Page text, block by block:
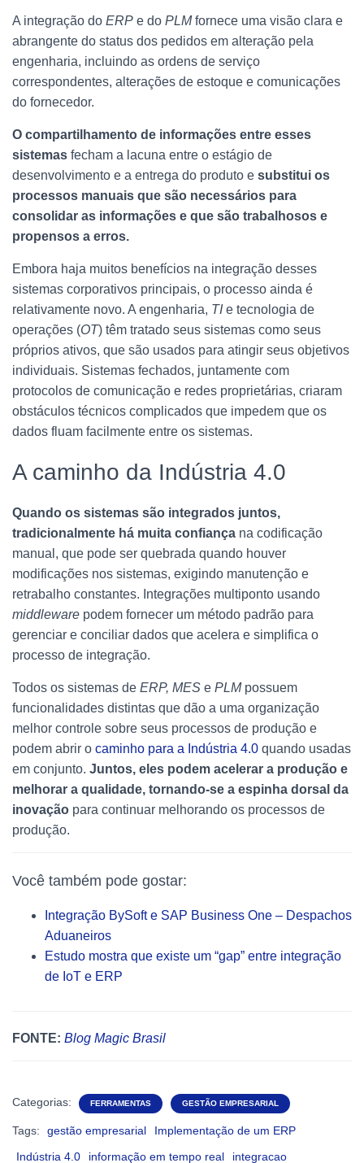
A integração do ERP e do PLMfornece uma visão clara e
abrangente do status dos pedidos em alteração pela
engenharia, incluindo as ordens de serviço
correspondentes, alterações de estoque e comunicações
do fornecedor.
O compartilhamento de informações entre esses
sistemas fecham a lacuna entre o estágio de
desenvolvimento e a entrega do produto e substitui os
processos manuais que são necessários para
consolidar as informações e que são trabalhosos e
propensos a erros.
Embora haja muitos benefícios na integração desses
sistemas corporativos principais, o processo ainda é
relativamente novo. A engenharia, TIe tecnologia de
operações (OT) têm tratado seus sistemas como seus
próprios ativos, que são usados ​​para atingir seus objetivos
individuais. Sistemas fechados, juntamente com
protocolos de comunicação e redes proprietárias, criaram
obstáculos técnicos complicados que impedem que os
dados fluam facilmente entre os sistemas.
A caminho da Indústria 4.0
Quando os sistemas são integrados juntos,
tradicionalmente há muita confiança na codificação
manual, que pode ser quebrada quando houver
modificações nos sistemas, exigindo manutenção e
retrabalho constantes. Integrações multiponto usando
middleware podem fornecer um método padrão para
gerenciar e conciliar dados que acelera e simplifica o
processo de integração.
Todos os sistemas de ERP, MES e PLMpossuem
funcionalidades distintas que dão a uma organização
melhor controle sobre seus processos de produção e
podem abrir o caminho para a Indústria 4.0 quando usadas
em conjunto. Juntos, eles podem acelerar a produção e
melhorar a qualidade, tornando-se a espinha dorsal da
inovação para continuar melhorando os processos de
produção.
Você também pode gostar:
Integração BySoft e SAP Business One – Despachos
Aduaneiros
Estudo mostra que existe um “gap” entre integração
de IoT e ERP
FONTE: Blog Magic Brasil
Categorias: FERRAMENTAS GESTÃO EMPRESARIAL
Tags: gestão empresarial
Implementação de um ERP
Indústria 4.0
informação em tempo real integracao